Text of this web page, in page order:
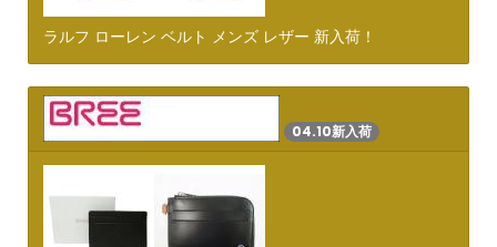
ラルフ ローレン ベルト メンズ レザー 新入荷！
04.10新入荷